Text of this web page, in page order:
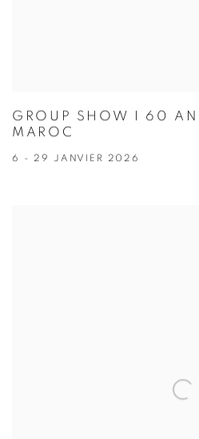
GROUP SHOW I 60
MAROC
6 - 29 JANVIER 2026